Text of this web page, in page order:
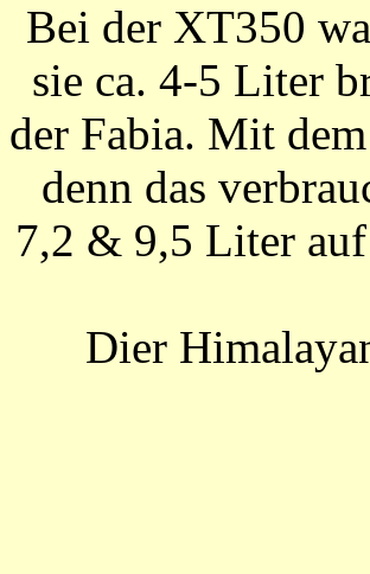
Bei der XT350
sie ca. 4-5 Liter
der Fabia. Mit
denn das
7,2 & 9,5 Liter auf
Dier